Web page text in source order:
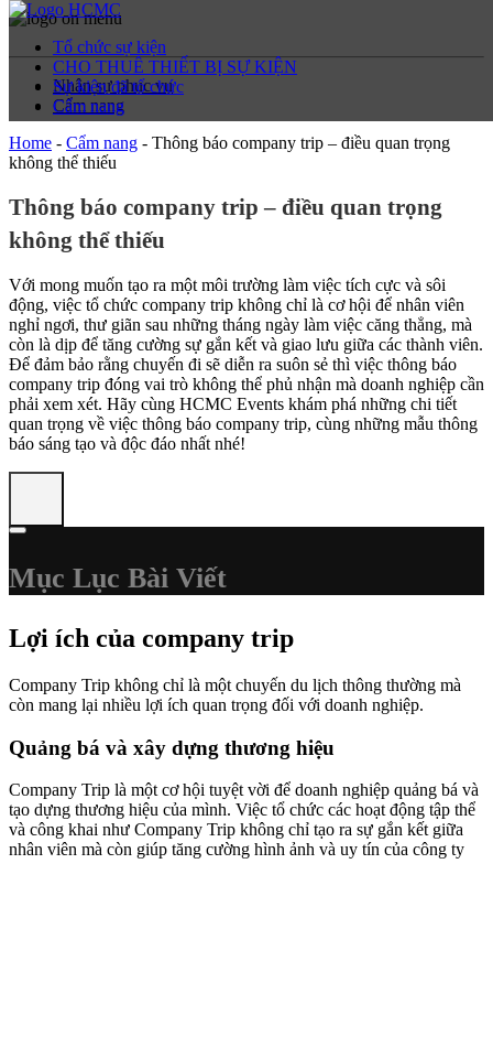
Nhân sự phục vụ
Cẩm nang
Tổ chức sự kiện
CHO THUÊ THIẾT BỊ SỰ KIỆN
Sự kiện đã tổ chức
Cẩm nang
Home - Cẩm nang - Thông báo company trip – điều quan trọng
không thể thiếu
Thông báo company trip – điều quan trọng
không thể thiếu
Với mong muốn tạo ra một môi trường làm việc tích cực và sôi
động, việc tổ chức company trip không chỉ là cơ hội để nhân viên
nghỉ ngơi, thư giãn sau những tháng ngày làm việc căng thẳng, mà
còn là dịp để tăng cường sự gắn kết và giao lưu giữa các thành viên.
Để đảm bảo rằng chuyến đi sẽ diễn ra suôn sẻ thì việc thông báo
company trip đóng vai trò không thể phủ nhận mà doanh nghiệp cần
phải xem xét. Hãy cùng HCMC Events khám phá những chi tiết
quan trọng về việc thông báo company trip, cùng những mẫu thông
báo sáng tạo và độc đáo nhất nhé!
Mục Lục Bài Viết
Lợi ích của company trip
Company Trip không chỉ là một chuyến du lịch thông thường mà
còn mang lại nhiều lợi ích quan trọng đối với doanh nghiệp.
Quảng bá và xây dựng thương hiệu
Company Trip là một cơ hội tuyệt vời để doanh nghiệp quảng bá và
tạo dựng thương hiệu của mình. Việc tổ chức các hoạt động tập thể
và công khai như Company Trip không chỉ tạo ra sự gắn kết giữa
nhân viên mà còn giúp tăng cường hình ảnh và uy tín của công ty